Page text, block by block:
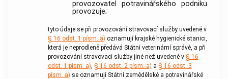
provozovatel potravinářského podniku
provozuje;
tyto údaje se při provozování stravovací služby uvedené v
§ 16 odst. 1 písm. a) oznamují krajské hygienické stanici,
která je neprodleně předává Státní veterinární správě, a při
provozování stravovací služby jiné než uvedené v § 16
odst. 1 písm. a) § 16 odst. 2 písm. a) a § 16 odst. 3
písm. a) se oznamují Státní zemědělské a potravinářské